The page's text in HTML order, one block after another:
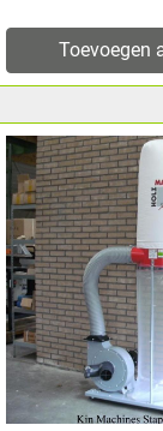
Toevoegen